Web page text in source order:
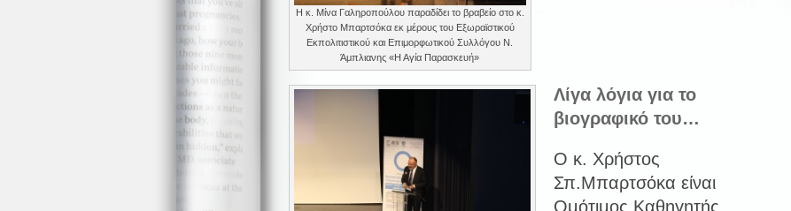
Η κ. Μίνα Γαληροπούλου παραδίδει το βραβείο στο κ.
Χρήστο Μπαρτσόκα εκ μέρους του Εξωραϊστικού
Εκπολιτιστικού και Επιμορφωτικού Συλλόγου Ν.
Άμπλιανης «Η Αγία Παρασκευή»
Λίγα λόγια για το
βιογραφικό του…
Ο κ. Χρήστος
Σπ.Μπαρτσόκα είναι
Ομότιμος Καθηγητής